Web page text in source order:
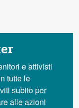
e attivisti
tutte le
subito per
alle azioni